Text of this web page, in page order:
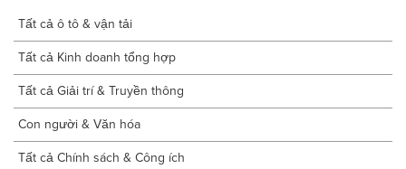
Tất cả ô tô & vận tải
Tất cả Kinh doanh tổng hợp
Tất cả Giải trí & Truyền thông
Con người & Văn hóa
Tất cả Chính sách & Công ích